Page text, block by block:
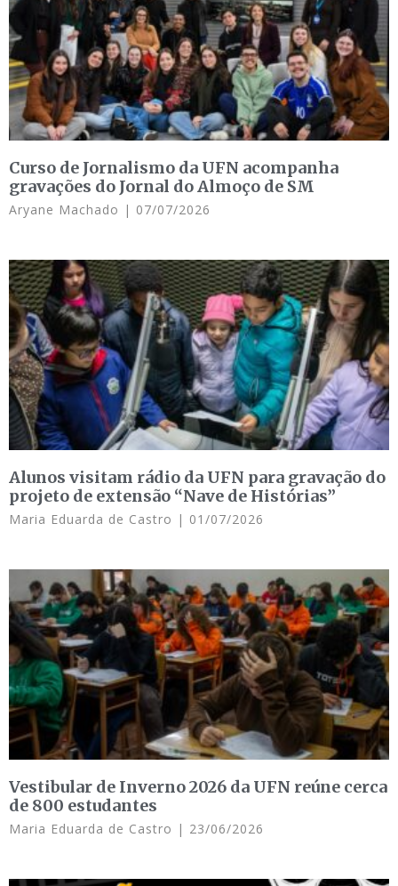
Curso de Jornalismo da UFN acompanha
gravações do Jornal do Almoço de SM
Aryane Machado 07/07/2026
Alunos visitam rádio da UFN para gravação do
projeto de extensão “Nave de Histórias”
Maria Eduarda de Castro 01/07/2026
Vestibular de Inverno 2026 da UFN reúne cerca
de 800 estudantes
Maria Eduarda de Castro 23/06/2026